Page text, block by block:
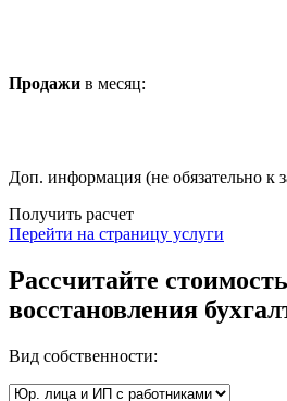
Продажи в месяц:
Доп. информация (не обязательно к
Получить расчет
Перейти на страницу услуги
Рассчитайте стоимость
восстановления
Вид собственности: